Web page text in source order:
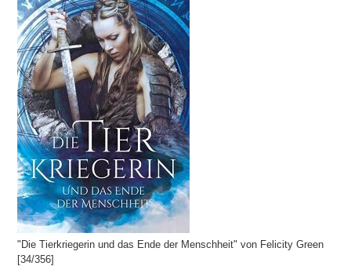
"Die Tierkriegerin und das Ende der Menschheit" von Felicity Green
[34/356]